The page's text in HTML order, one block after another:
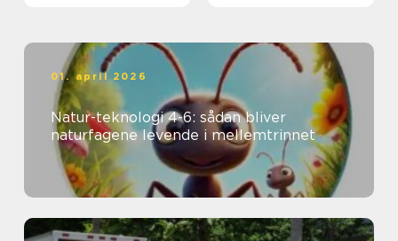
01. april 2026
Natur-teknologi 4-6: sådan bliver
naturfagene levende i mellemtrinnet